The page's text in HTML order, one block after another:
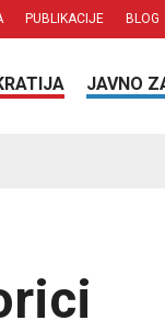
PUBLIKACIJE BLOG
JAVNO